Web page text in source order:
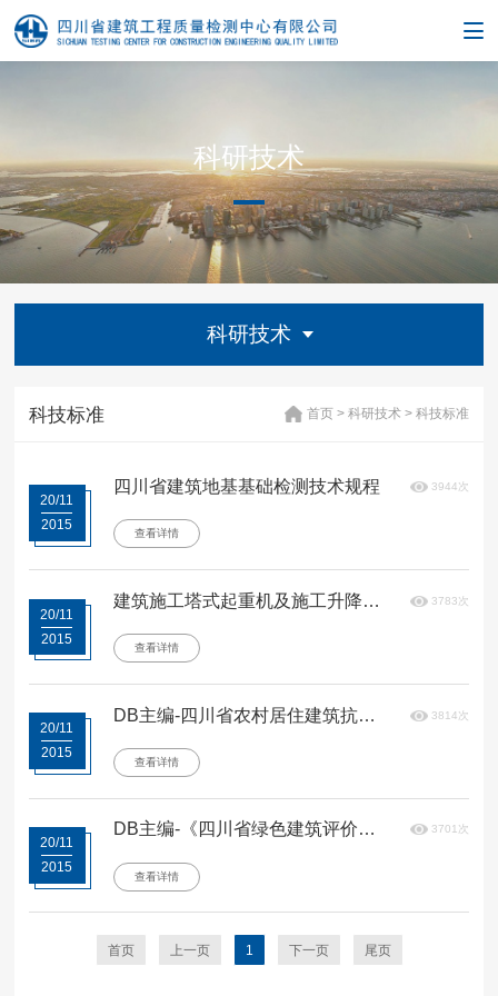
科研技术
科研技术
科技标准 首页 >科研技术 >科技标准
20/11
2015
四川省建筑地基基础检测技术规程 3944次
查看详情
20/11
2015
建筑施工塔式起重机及施工升降机
3783次
查看详情
20/11
2015
DB主编-四川省农村居住建筑抗震
3814次
查看详情
20/11
2015
DB主编-《四川省绿色建筑评价标
3701次
查看详情
首页 上一页 1 下一页 尾页